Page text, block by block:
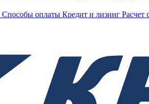
Способы оплаты Кредит и лизинг Расчет